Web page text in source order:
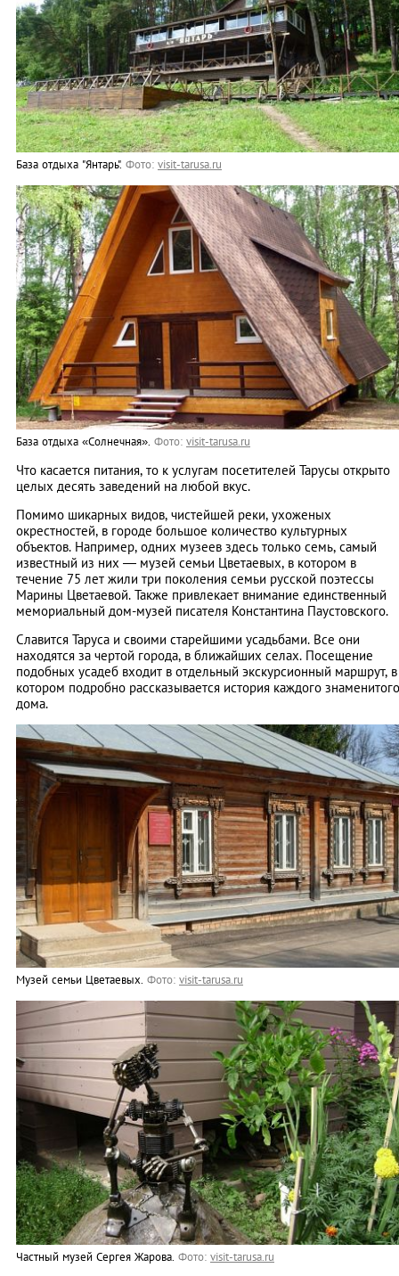
База отдыха "Янтарь". Фото: visit-tarusa.ru
База отдыха «Солнечная». Фото: visit-tarusa.ru
Что касается питания, то к услугам посетителей Тарусы открыто
целых десять заведений на любой вкус.
Помимо шикарных видов, чистейшей реки, ухоженых
окрестностей, в городе большое количество культурных
объектов. Например, одних музеев здесь только семь, самый
известный из них — музей семьи Цветаевых, в котором в
течение 75 лет жили три поколения семьи русской поэтессы
Марины Цветаевой. Также привлекает внимание единственный
мемориальный дом-музей писателя Константина Паустовского.
Славится Таруса и своими старейшими усадьбами. Все они
находятся за чертой города, в ближайших селах. Посещение
подобных усадеб входит в отдельный экскурсионный маршрут, в
котором подробно рассказывается история каждого знаменитого
дома.
Музей семьи Цветаевых. Фото: visit-tarusa.ru
Частный музей Сергея Жарова. Фото: visit-tarusa.ru